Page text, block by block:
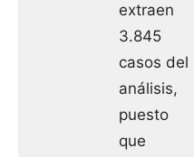
extraen
3.845
casos del
análisis,
puesto
que